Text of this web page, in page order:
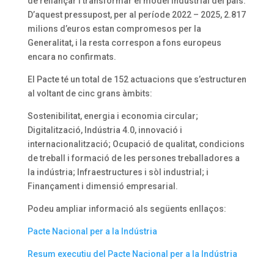
D’aquest pressupost, per al període 2022 – 2025, 2.817
milions d’euros estan compromesos per la
Generalitat, i la resta correspon a fons europeus
encara no confirmats.
El Pacte té un total de 152 actuacions que s’estructuren
al voltant de cinc grans àmbits:
Sostenibilitat, energia i economia circular;
Digitalització, Indústria 4.0, innovació i
internacionalització; Ocupació de qualitat, condicions
de treball i formació de les persones treballadores a
la indústria; Infraestructures i sòl industrial; i
Finançament i dimensió empresarial.
Podeu ampliar informació als següents enllaços:
Pacte Nacional per a la Indústria
Resum executiu del Pacte Nacional per a la Indústria